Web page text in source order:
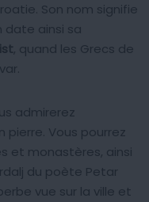
Son nom signifie
date ainsi sa
, quand les Grecs de
admirerez
pierre. Vous pourrez
et monastères, ainsi
du poète Petar
vue sur la ville et